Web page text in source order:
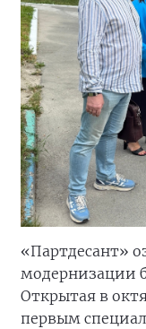
«Партдесант»
модернизации
Открытая в
первым